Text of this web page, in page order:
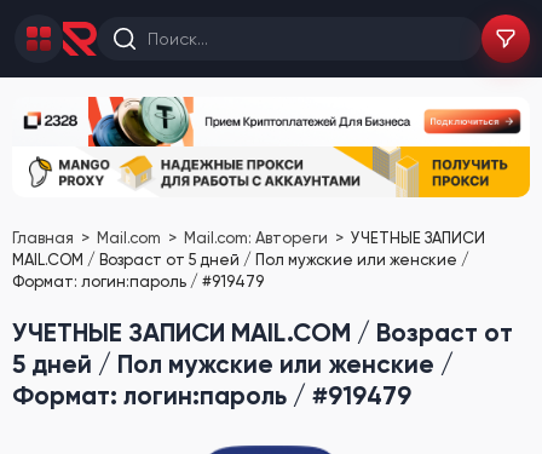
Главная Mail.com Mail.com: Автореги
УЧЕТНЫЕ ЗАПИСИ
MAIL.COM / Возраст от 5 дней / Пол мужские или женские /
Формат: логин:пароль / #919479
УЧЕТНЫЕ ЗАПИСИ MAIL.COM / Возраст от
5 дней / Пол мужские или женские /
Формат: логин:пароль / #919479